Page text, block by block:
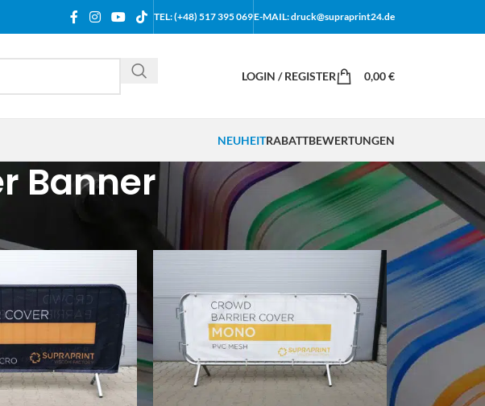
TEL: (+48) 517 395 069E-MAIL: druck@supraprint24.de
LOGIN / REGISTER 0,00€
NEUHEITRABATTBEWERTUNGEN
Banner